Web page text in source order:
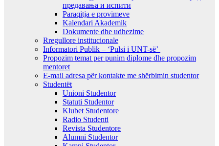
предавањa и испити
Paraqitja e provimeve
Kalendari Akademik
Dokumente dhe udhezime
Rregullore institucionale
Informatori Publik – ‘Pulsi i UNT-së’
Propozim temat per punim diplome dhe propozim
mentoret
E-mail adresa për kontakte me shërbimin studentor
Studentët
Unioni Studentor
Statuti Studentor
Klubet Studentore
Radio Studenti
Revista Studentore
Alumni Studentor